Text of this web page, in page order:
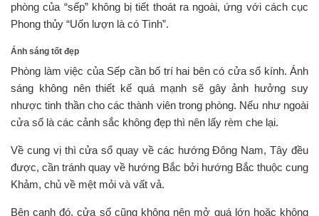
phòng của “sếp” không bị tiết thoát ra ngoài, ứng với cách cục
Phong thủy “Uốn lượn là có Tình”.
Ánh sáng tốt đẹp
Phòng làm việc của Sếp cần bố trí hai bên có cửa sổ kính. Ánh
sáng không nên thiết kế quá mạnh sẽ gây ảnh hưởng suy
nhược tinh thần cho các thành viên trong phòng. Nếu như ngoài
cửa sổ là các cảnh sắc không đẹp thì nên lấy rèm che lại.
Về cung vị thì cửa sổ quay về các hướng Đông Nam, Tây đều
được, cần tránh quay về hướng Bắc bởi hướng Bắc thuộc cung
Khảm, chủ về mệt mỏi và vất vả.
Bên cạnh đó, cửa sổ cũng không nên mở quá lớn hoặc không